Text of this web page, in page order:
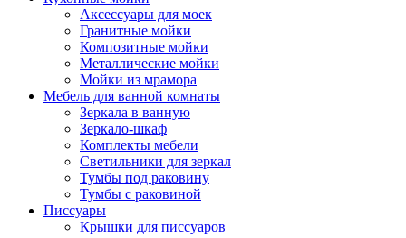
Аксессуары для моек
Гранитные мойки
Композитные мойки
Металлические мойки
Мойки из мрамора
Мебель для ванной комнаты
Зеркала в ванную
Зеркало-шкаф
Комплекты мебели
Светильники для зеркал
Тумбы под раковину
Тумбы с раковиной
Писсуары
Крышки для писсуаров